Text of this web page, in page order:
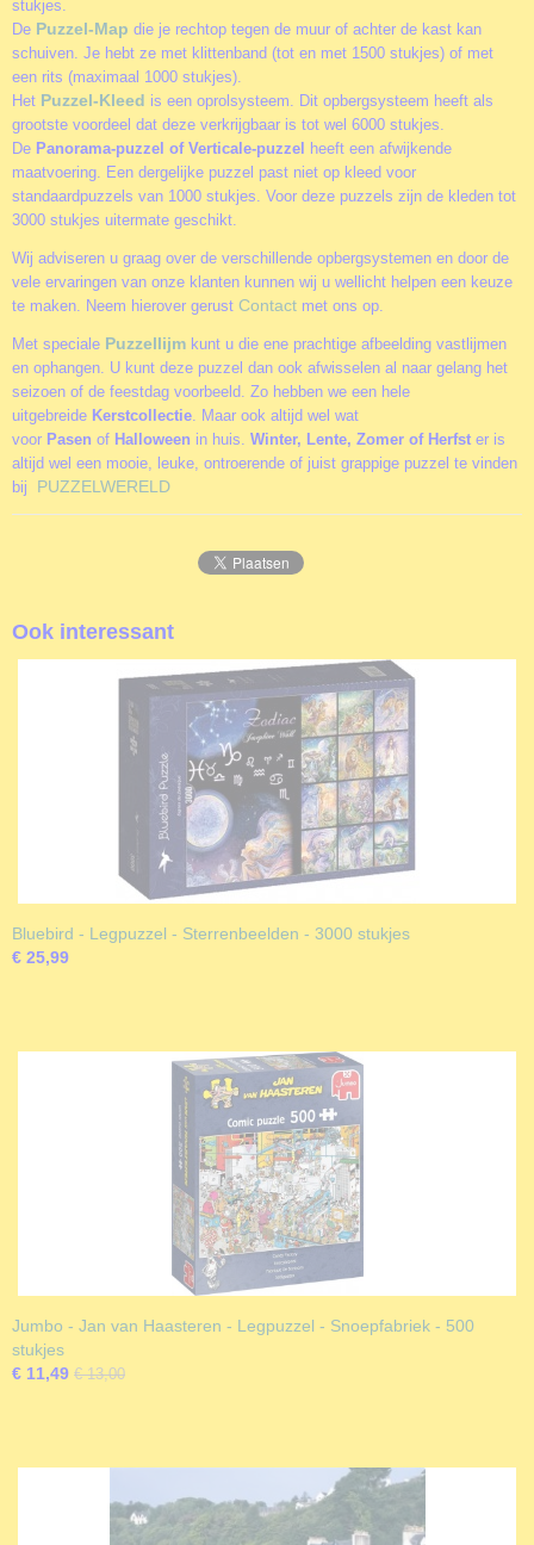
stukjes.
De Puzzel-Map die je rechtop tegen de muur of achter de kast kan
schuiven. Je hebt ze met klittenband (tot en met 1500 stukjes) of met
een rits (maximaal 1000 stukjes).
Het Puzzel-Kleed is een oprolsysteem. Dit opbergsysteem heeft als
grootste voordeel dat deze verkrijgbaar is tot wel 6000 stukjes.
De Panorama-puzzel of Verticale-puzzel
heeft een afwijkende
maatvoering. Een dergelijke puzzel past niet op kleed voor
standaardpuzzels van 1000 stukjes. Voor deze puzzels zijn de kleden tot
3000 stukjes uitermate geschikt.
Wij adviseren u graag over de verschillende opbergsystemen en door de
vele ervaringen van onze klanten kunnen wij u wellicht helpen een keuze
te maken. Neem hierover gerust Contact met ons op.
Met speciale Puzzellijm kunt u die ene prachtige afbeelding vastlijmen
en ophangen. U kunt deze puzzel dan ook afwisselen al naar gelang het
seizoen of de feestdag voorbeeld. Zo hebben we een hele
uitgebreide Kerstcollectie. Maar ook altijd wel wat
voor Pasen of Halloween in huis. Winter, Lente, Zomer of Herfst er is
altijd wel een mooie, leuke, ontroerende of juist grappige puzzel te vinden
bij PUZZELWERELD
Ook interessant
Bluebird - Legpuzzel - Sterrenbeelden - 3000 stukjes
€ 25,99
Jumbo - Jan van Haasteren - Legpuzzel - Snoepfabriek - 500
stukjes
€ 11,49 € 13,00